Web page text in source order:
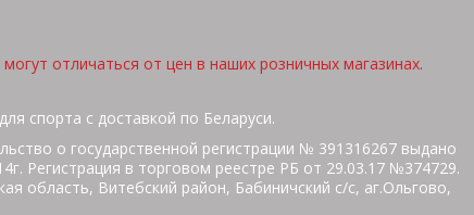
отличаться от цен в наших розничных магазинах.
спорта с доставкой по Беларуси.
о государственной регистрации № 391316267 выдано
Регистрация в торговом реестре РБ от 29.03.17 №374729.
область, Витебский район, Бабиничский с/с, аг.Ольгово,